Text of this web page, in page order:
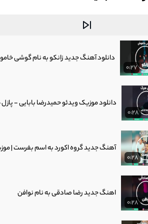
0:27
دانلود آهنگ جدید زانکو به نام گوشی
0:28
دانلود موزیک ویدئو حمیدرضا بابایی -
0:28
آهنگ جدید گروه اکورد به اسم بفرست |
0:28
اهنگ جدید رضا صادقی به نام نوافن